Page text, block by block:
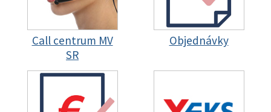
Call centrum MV
SR
Objednávky